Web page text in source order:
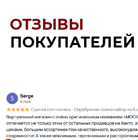
ОТЗЫВЫ
ПОКУПАТЕЛЕЙ